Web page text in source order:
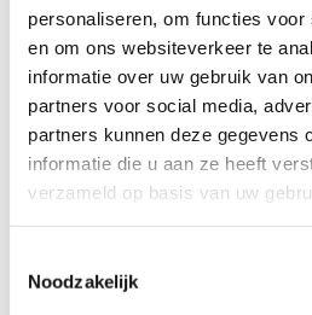
personaliseren, om functies voor
en om ons websiteverkeer te
informatie over uw gebruik van
partners voor social media,
partners kunnen deze gegevens
informatie die u aan ze heeft
verzameld op basis van uw
Noodzakelijk